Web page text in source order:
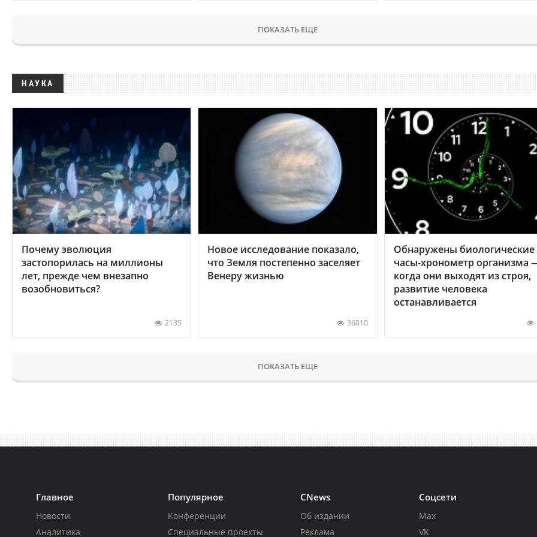
ПОКАЗАТЬ ЕЩЕ
НАУКА
Почему эволюция
застопорилась на миллионы
лет, прежде чем внезапно
возобновиться?
2135
Новое исследование показало,
что Земля постепенно заселяет
Венеру жизнью
36010
Обнаружены биологические
часы-хронометр организма
когда они выходят из строя,
развитие человека
останавливается
ПОКАЗАТЬ ЕЩЕ
Главное
Новости
Аналитика
Популярное
Конференции
Специальные проекты
CNews
Об издании
Реклама
Соцсети
Max
VK